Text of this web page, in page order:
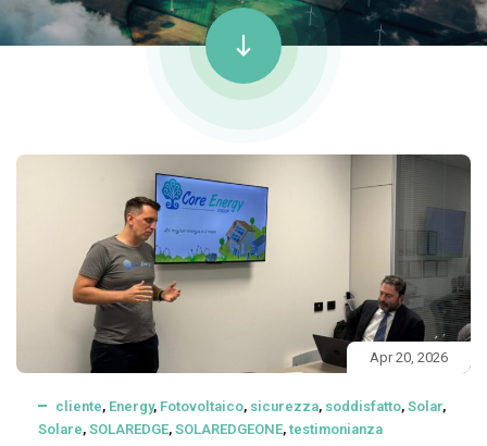
Apr 20, 2026
cliente, Energy, Fotovoltaico, sicurezza, soddisfatto, Solar,
Solare, SOLAREDGE, SOLAREDGEONE, testimonianza